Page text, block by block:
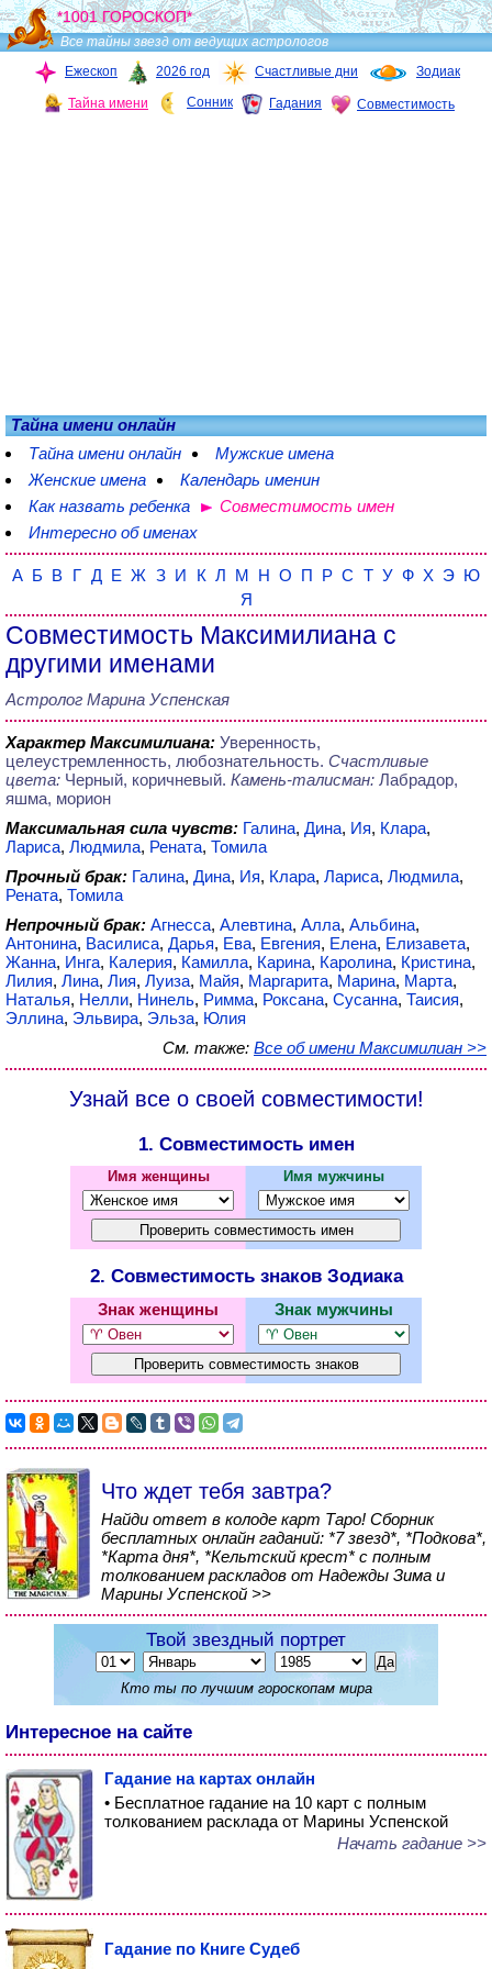
*1001 ГОРОСКОП*
Все тайны звезд от ведущих астрологов
Ежескоп
2026 год Счастливые дни Зодиак
Тайна имени Сонник Гадания Совместимость
Тайна имени онлайн
Тайна имени онлайн
Мужские имена
Женские имена
Календарь именин
Как назвать ребенка
Совместимость имен
Интересно об именах
А Б В Г Д Е Ж З И К Л М Н О П Р С Т У Ф Х Э Ю
Я
Совместимость Максимилиана с
другими именами
Астролог Марина Успенская
Характер Максимилиана: Уверенность,
целеустремленность, любознательность. Счастливые
цвета: Черный, коричневый. Камень-талисман: Лабрадор,
яшма, морион
Максимальная сила чувств: Галина, Дина, Ия, Клара,
Лариса, Людмила, Рената, Томила
Прочный брак: Галина, Дина, Ия, Клара, Лариса, Людмила,
Рената, Томила
Непрочный брак: Агнесса, Алевтина, Алла, Альбина,
Антонина, Василиса, Дарья, Ева, Евгения, Елена, Елизавета,
Жанна, Инга, Калерия, Камилла, Карина, Каролина, Кристина,
Лилия, Лина, Лия, Луиза, Майя, Маргарита, Марина, Марта,
Наталья, Нелли, Нинель, Римма, Роксана, Сусанна, Таисия,
Эллина, Эльвира, Эльза, Юлия
См. также: Все об имени Максимилиан >>
Узнай все о своей совместимости!
1. Совместимость имен
Имя женщины Имя мужчины
2. Совместимость знаков Зодиака
Знак женщины Знак мужчины
Что ждет тебя завтра?
Найди ответ в колоде карт Таро! Сборник
бесплатных онлайн гаданий: *7 звезд*, *Подкова*,
*Карта дня*, *Кельтский крест* с полным
толкованием раскладов от Надежды Зима и
Марины Успенской >>
Твой звездный портрет
Кто ты по лучшим гороскопам мира
Интересное на сайте
Гадание на картах онлайн
• Бесплатное гадание на 10 карт с полным
толкованием расклада от Марины Успенской
Начать гадание >>
Гадание по Книге Судеб